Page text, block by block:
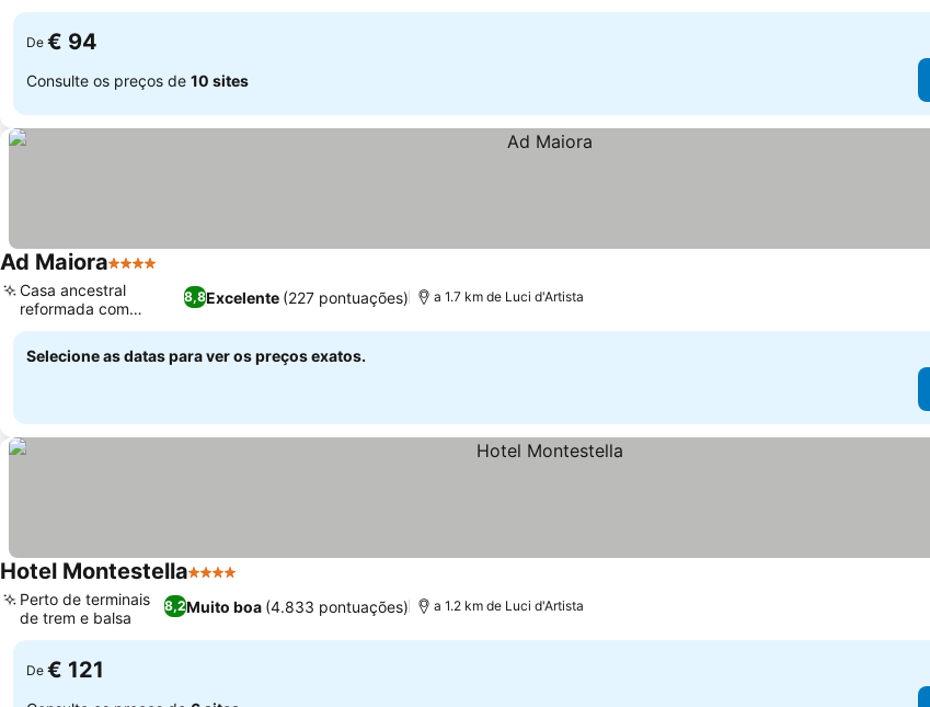
De € 94
Consulte os preços de 10 sites
Ad Maiora4 Estrelas
8,8Excelente (227 pontuações)
Casa ancestral
reformada com
charme
a 1.7 km de Luci d'Artista
Selecione as datas para ver os preços exatos.
Hotel Montestella4 Estrelas
8,2Muito boa (4.833 pontuações)
Perto de terminais
de trem e balsa
a 1.2 km de Luci d'Artista
De € 121